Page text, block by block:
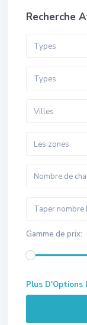
Recherche
Types
Types
Villes
Les zones
Gamme de prix:
Plus D'Options